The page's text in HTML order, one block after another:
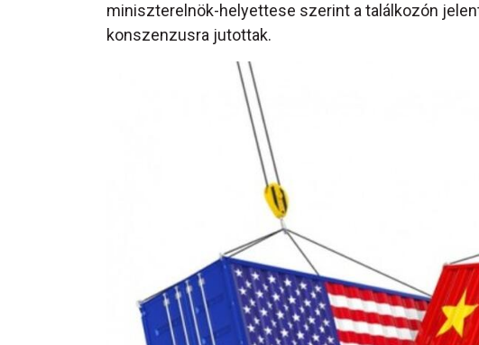
miniszterelnök-helyettese szerint a találkozón
konszenzusra jutottak.